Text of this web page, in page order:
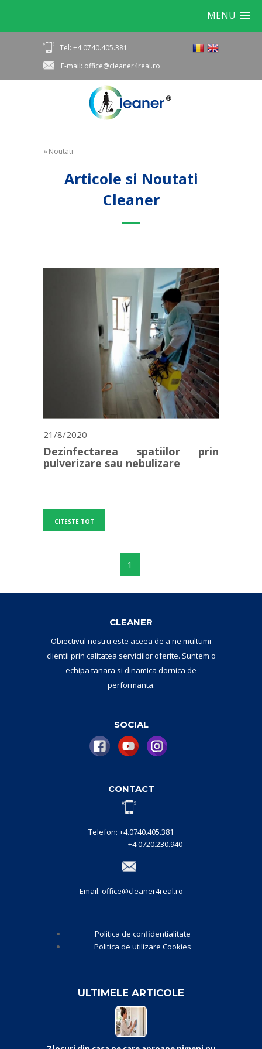
MENU
Tel: +4.0740.405.381
E-mail: office@cleaner4real.ro
»Noutati
Articole si Noutati
Cleaner
21/8/2020
Dezinfectarea spatiilor prin
pulverizare sau nebulizare
CITESTE TOT
1
CLEANER
Obiectivul nostru este aceea de a ne multumi
clientii prin calitatea serviciilor oferite. Suntem o
echipa tanara si dinamica dornica de
performanta.
SOCIAL
CONTACT
Telefon: +4.0740.405.381
+4.0720.230.940
Email: office@cleaner4real.ro
Politica de confidentialitate
Politica de utilizare Cookies
ULTIMELE ARTICOLE